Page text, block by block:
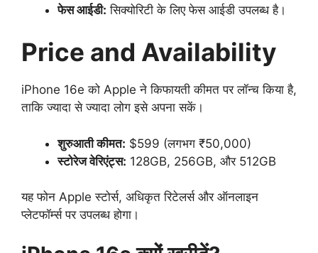
फेस आईडी: सिक्योरिटी के लिए फेस आईडी उपलब्ध है।
Price and Availability
iPhone 16e को Apple ने किफायती कीमत पर लॉन्च किया है,
ताकि ज्यादा से ज्यादा लोग इसे अपना सकें।
शुरुआती कीमत: $599 (लगभग ₹50,000)
स्टोरेज वेरिएंट्स: 128GB, 256GB, और 512GB
यह फोन Apple स्टोर्स, अधिकृत रिटेलर्स और ऑनलाइन
प्लेटफॉर्म्स पर उपलब्ध होगा।